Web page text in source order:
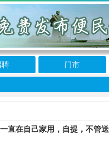
聘 门市
直在自己家用，自提，不管